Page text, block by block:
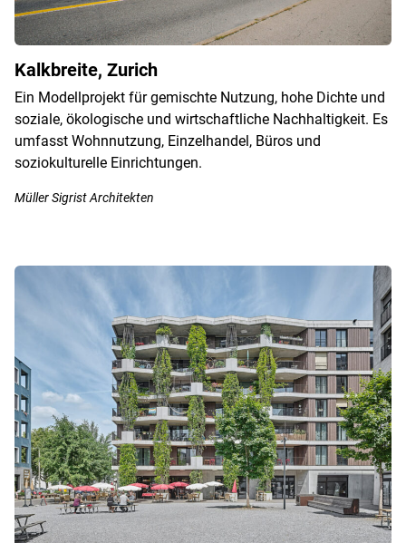
Kalkbreite, Zurich
Ein Modellprojekt für gemischte Nutzung, hohe Dichte und
soziale, ökologische und wirtschaftliche Nachhaltigkeit. Es
umfasst Wohnnutzung, Einzelhandel, Büros und
soziokulturelle Einrichtungen.
Müller Sigrist Architekten